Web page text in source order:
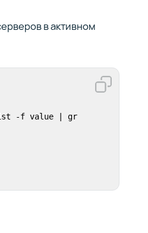
в активном
-f value | gr